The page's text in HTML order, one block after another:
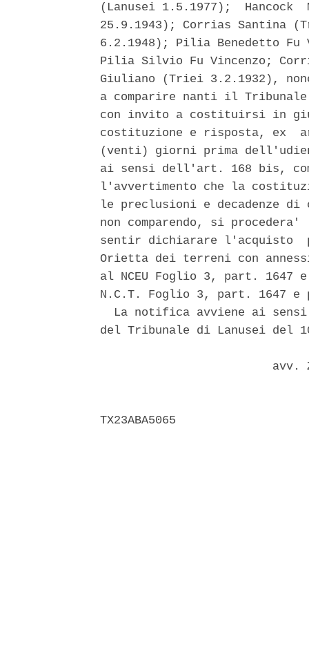
(Lanusei 1.5.1977);
25.9.1943); Corrias Santina
6.2.1948); Pilia Benedetto Fu
Pilia Silvio Fu Vincenzo;
Giuliano (Triei 3.2.1932),
a comparire nanti il
con invito a costituirsi in
costituzione e risposta, ex
(venti) giorni prima
ai sensi dell'art. 168 bis,
l'avvertimento che la
le preclusioni e decadenze
non comparendo, si
sentir dichiarare l'acquisto
Orietta dei terreni con
al NCEU Foglio 3, part.
N.C.T. Foglio 3, part. 1647
La notifica avviene ai
del Tribunale di Lanusei del